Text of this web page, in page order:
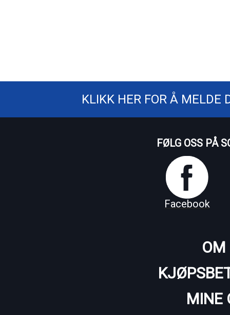
KLIKK HER FOR Å MELDE
FØLG OSS PÅ
Facebook
OM
MINE